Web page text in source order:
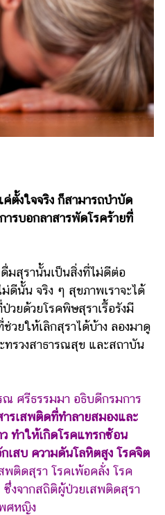
ค่ตั้งใจจริง ก็สามารถบำบัด
ารบอกลาสารพัดโรคร้ายที่
รานั้นเป็นสิ่งที่ไม่ดีต่อ
ดีนั้น จริง ๆ สุขภาพเราจะได้
ยด้วยโรคพิษสุราเรื้อรังมี
วยให้เลิกสุราได้บ้าง ลองมาดู
รวงสาธารณสุข และสถาบัน
ศรีธรรมมา อธิบดีกรมการ
ารเสพติดที่ทำลายสมองและ
ทำให้เกิดโรคแทรกซ้อน
เสบ ความดันโลหิตสูง โรคจิต
พติดสุรา โรคเพ้อคลั่ง โรค
ซึ่งจากสถิติผู้ป่วยเสพติดสุรา
ศหญิง